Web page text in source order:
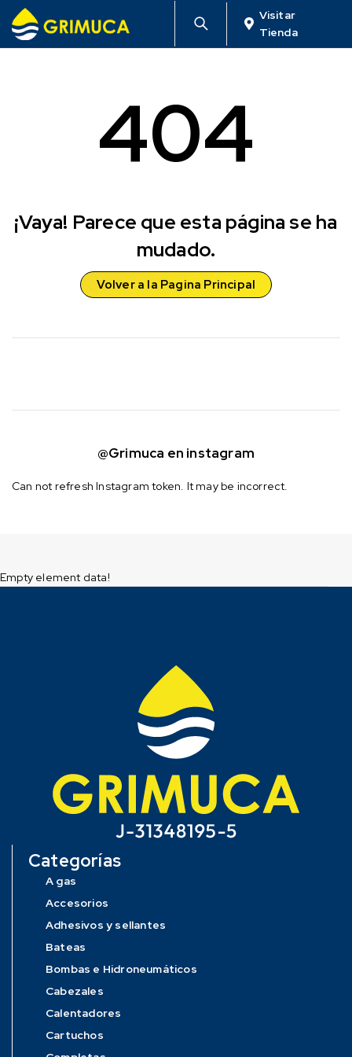
Visitar
Tienda
404
¡Vaya! Parece que esta página se ha
mudado.
Volver a la Pagina Principal
@Grimuca en instagram
Can not refresh Instagram token. It may be incorrect.
Empty element data!
Categorías
A gas
Accesorios
Adhesivos y sellantes
Bateas
Bombas e Hidroneumáticos
Cabezales
Calentadores
Cartuchos